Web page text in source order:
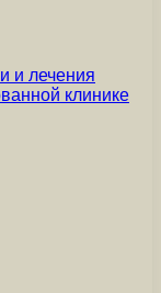
и лечения
клинике